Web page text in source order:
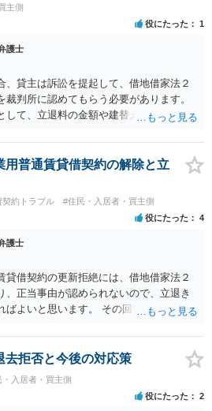
主側
役にたった 1
護士
、貸主は訴訟を提起して、借地借家法２
裁判所に認めてもらう必要があります。
して、立退料の金額や建替えの必要性が
ればよいと思います。 その場合、貸主と
用と時間をかけて訴訟を提起するかを検
ります。 １について 「初回更新前・短
というのは特にありませんが、家財道具
、短期間で転居して処分することになる
額する理由にはなると思います。 ２につ
料を減額する理由になります。 ただし、
数か月分で納得しなければならない、
３について 引越し費用・初期費用・家賃
生活への影響なども、立退料の算定の理
。 これらを踏まえて納得できる条件が提
応じない、という方針でよいと思いま
用普通賃貸借契約の解除と立
契約トラブル #住民・入居者・買主側
役にたった 4
護士
貸借契約の更新拒絶には、借地借家法２
、正当事由が認められないので、立退き
ばよいと思います。 その回答に対して、
に応じなければ、賃貸人が訴訟を提起す
トを考慮して、条件を上乗せすることは
ることはできず、調停や訴訟が必要にな
の相談は早めにされた方がよいですが、
去拒否と今後の対応策
・入居者・買主側
役にたった 2